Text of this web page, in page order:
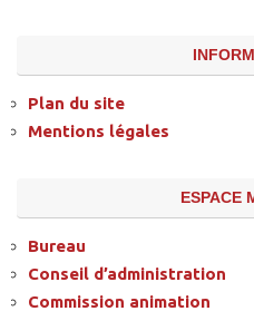
Plan du site
Mentions légales
ESPACE
Bureau
Conseil d’administration
Commission animation